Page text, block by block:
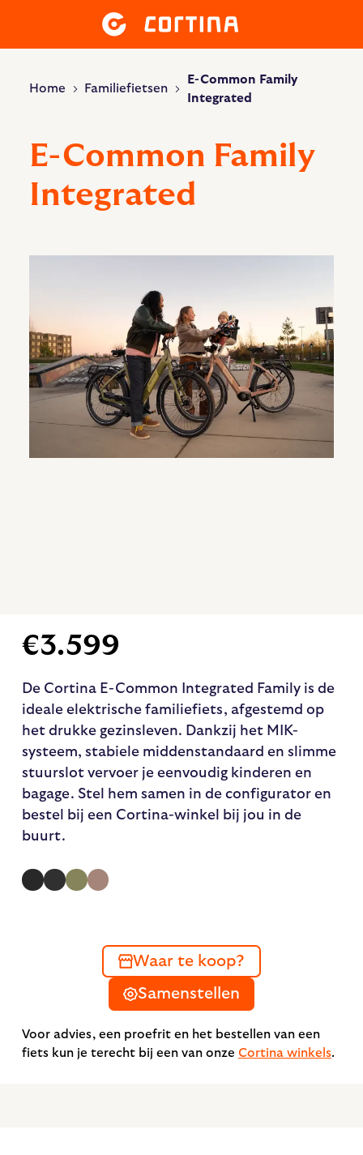
Home Familiefietsen
E-Common Family
Integrated
E-Common Family
Integrated
€3.599
De Cortina E-Common Integrated Family is de
ideale elektrische familiefiets, afgestemd op
het drukke gezinsleven. Dankzij het MIK-
systeem, stabiele middenstandaard en slimme
stuurslot vervoer je eenvoudig kinderen en
bagage. Stel hem samen in de configurator en
bestel bij een Cortina-winkel bij jou in de
buurt.
Waar te koop?
Samenstellen
Voor advies, een proefrit en het bestellen van een
fiets kun je terecht bij een van onze Cortina winkels.